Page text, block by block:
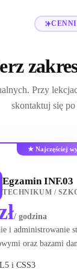
Przy
skontaktuj się po
★ Najczęściej
Egzamin INF.03
TECHNIKUM /
/ godzina
i administrowanie
oraz bazami
i CSS3